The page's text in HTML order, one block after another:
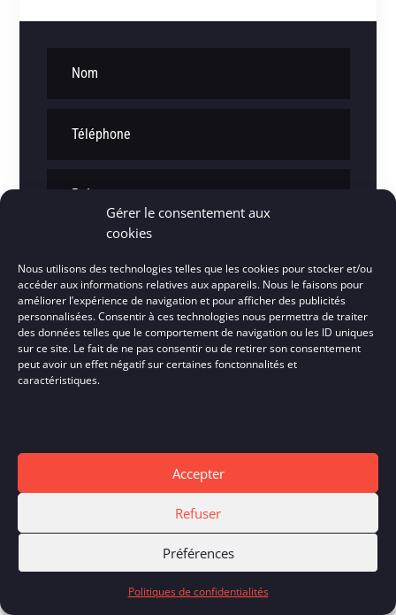
Gérer le consentement aux
cookies
Nous utilisons des technologies telles que les cookies pour stocker et/ou
accéder aux informations relatives aux appareils. Nous le faisons pour
améliorer l’expérience de navigation et pour afficher des publicités
personnalisées. Consentir à ces technologies nous permettra de traiter
des données telles que le comportement de navigation ou les ID uniques
sur ce site. Le fait de ne pas consentir ou de retirer son consentement
peut avoir un effet négatif sur certaines fonctonnalités et
caractéristiques.
Accepter
Refuser
Préférences
Politiques de confidentialités
J’ai lu et j’accepte votre Politique de
Confidentialité